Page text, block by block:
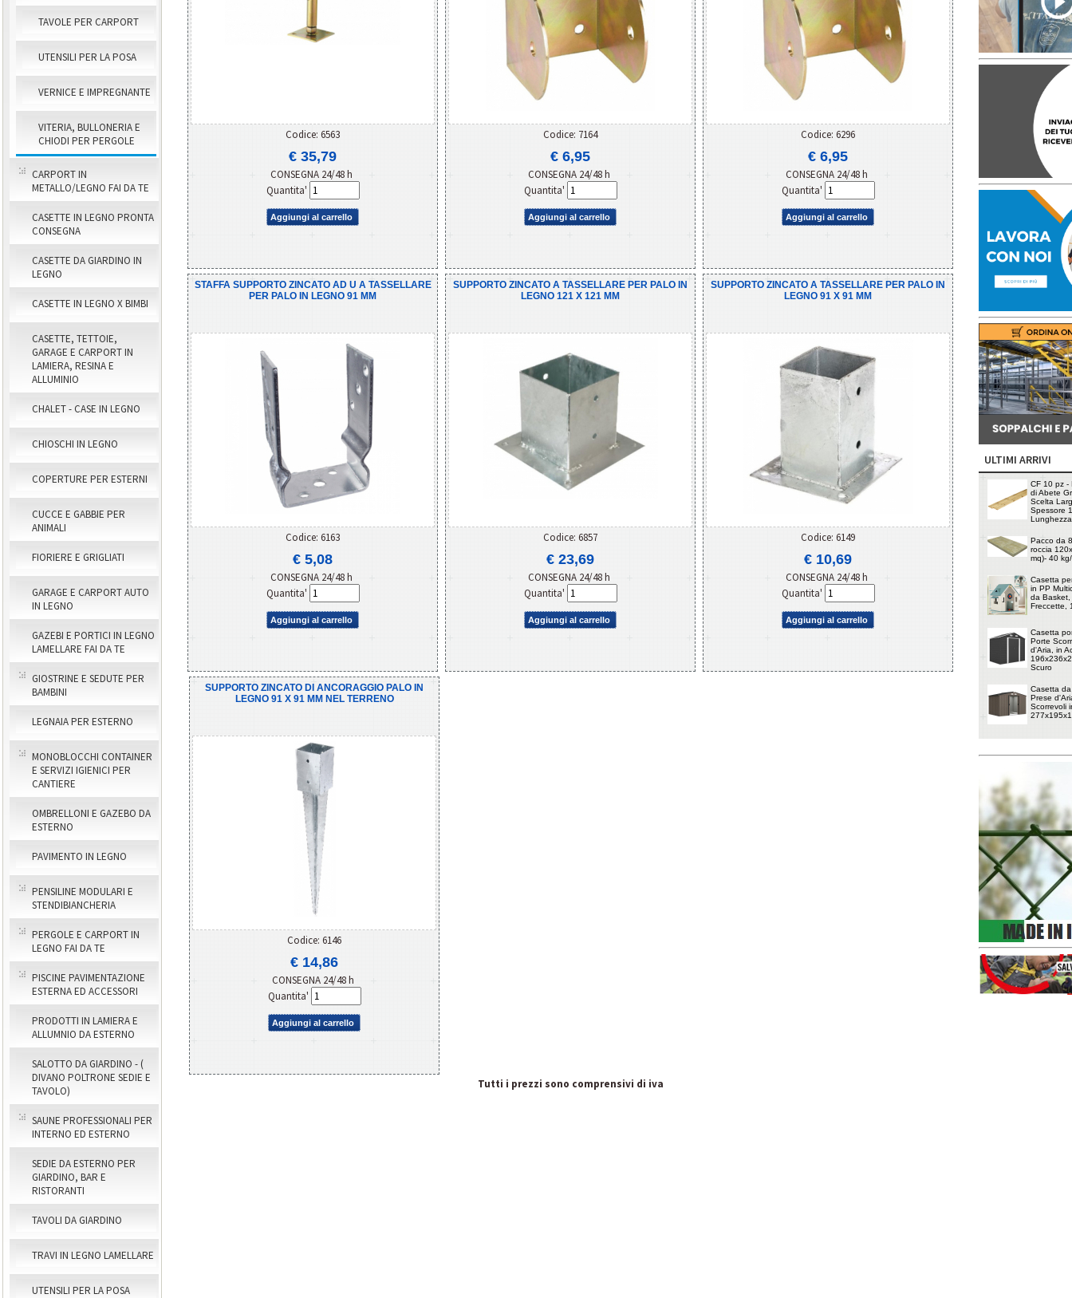
TAVOLE PER CARPORT
UTENSILI PER LA POSA
VERNICE E IMPREGNANTE
VITERIA, BULLONERIA E
CHIODI PER PERGOLE
CARPORT IN
METALLO/LEGNO FAI DA TE
CASETTE IN LEGNO PRONTA
CONSEGNA
CASETTE DA GIARDINO IN
LEGNO
CASETTE IN LEGNO X BIMBI
CASETTE, TETTOIE,
GARAGE E CARPORT IN
LAMIERA, RESINA E
ALLUMINIO
CHALET - CASE IN LEGNO
CHIOSCHI IN LEGNO
COPERTURE PER ESTERNI
CUCCE E GABBIE PER
ANIMALI
FIORIERE E GRIGLIATI
GARAGE E CARPORT AUTO
IN LEGNO
GAZEBI E PORTICI IN LEGNO
LAMELLARE FAI DA TE
GIOSTRINE E SEDUTE PER
BAMBINI
LEGNAIA PER ESTERNO
MONOBLOCCHI CONTAINER
E SERVIZI IGIENICI PER
CANTIERE
OMBRELLONI E GAZEBO DA
ESTERNO
PAVIMENTO IN LEGNO
PENSILINE MODULARI E
STENDIBIANCHERIA
PERGOLE E CARPORT IN
LEGNO FAI DA TE
PISCINE PAVIMENTAZIONE
ESTERNA ED ACCESSORI
PRODOTTI IN LAMIERA E
ALLUMNIO DA ESTERNO
SALOTTO DA GIARDINO - (
DIVANO POLTRONE SEDIE E
TAVOLO)
SAUNE PROFESSIONALI PER
INTERNO ED ESTERNO
SEDIE DA ESTERNO PER
GIARDINO, BAR E
RISTORANTI
TAVOLI DA GIARDINO
TRAVI IN LEGNO LAMELLARE
UTENSILI PER LA POSA
Codice: 6563
€ 35,79
CONSEGNA 24/48 h
Quantita'
Aggiungi al carrello
Codice: 7164
€ 6,95
CONSEGNA 24/48 h
Quantita'
Aggiungi al carrello
Codice: 6296
€ 6,95
CONSEGNA 24/48 h
Quantita'
Aggiungi al carrello
STAFFA SUPPORTO ZINCATO AD U A TASSELLARE
PER PALO IN LEGNO 91 MM
Codice: 6163
€ 5,08
CONSEGNA 24/48 h
Quantita'
Aggiungi al carrello
SUPPORTO ZINCATO A TASSELLARE PER PALO IN
LEGNO 121 X 121 MM
Codice: 6857
€ 23,69
CONSEGNA 24/48 h
Quantita'
Aggiungi al carrello
SUPPORTO ZINCATO A TASSELLARE PER PALO IN
LEGNO 91 X 91 MM
Codice: 6149
€ 10,69
CONSEGNA 24/48 h
Quantita'
Aggiungi al carrello
SUPPORTO ZINCATO DI ANCORAGGIO PALO IN
LEGNO 91 X 91 MM NEL TERRENO
Codice: 6146
€ 14,86
CONSEGNA 24/48 h
Quantita'
Aggiungi al carrello
Tutti i prezzi sono comprensivi di iva
ULTIMI ARRIVI
CF 10 pz -
di Abete
Scelta
Spessore
Pacco da
roccia
mq)- 40
Casetta
in PP
da Basket,
Freccette,
Casetta
Porte
d'Aria, in
Scuro
Casetta
Prese
Scorrevoli